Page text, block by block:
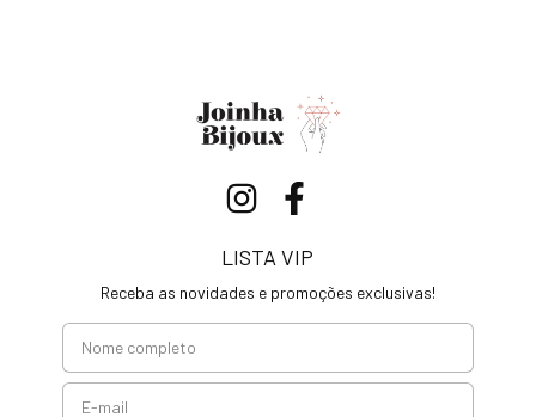
LISTA VIP
Receba as novidades e promoções exclusivas!